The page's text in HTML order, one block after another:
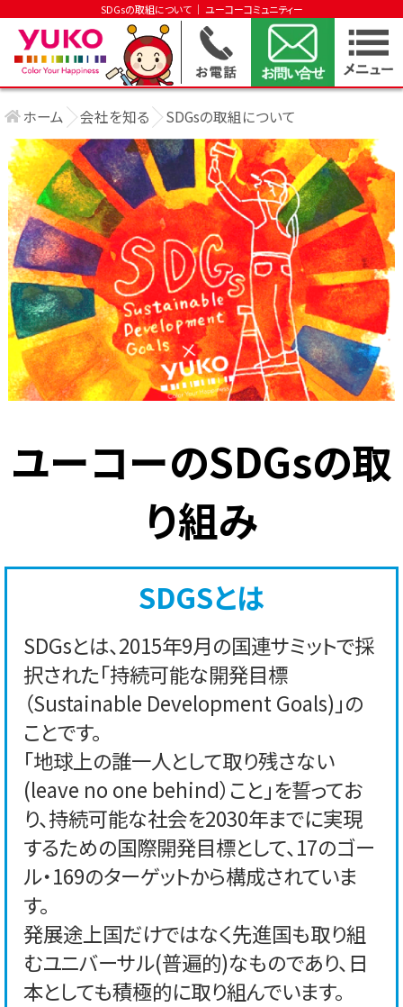
SDGsの取組について │ ユーコーコミュニティー
ホーム 会社を知る SDGsの取組について
ユーコーのSDGsの取
り組み
SDGSとは
SDGsとは、2015年9月の国連サミットで採
択された「持続可能な開発目標
（Sustainable Development Goals)」の
ことです。
「地球上の誰一人として取り残さない
(leave no one behind）こと」を誓ってお
り、持続可能な社会を2030年までに実現
するための国際開発目標として、17のゴー
ル・169のターゲットから構成されていま
す。
発展途上国だけではなく先進国も取り組
むユニバーサル(普遍的)なものであり、日
本としても積極的に取り組んでいます。